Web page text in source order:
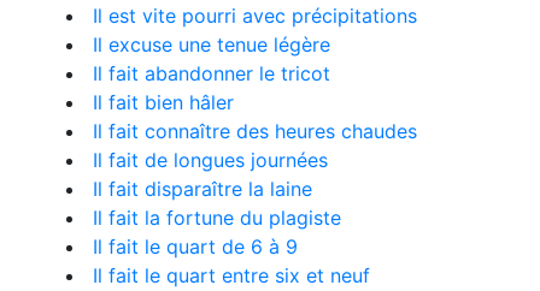
Il est vite pourri avec précipitations
Il excuse une tenue légère
Il fait abandonner le tricot
Il fait bien hâler
Il fait connaître des heures chaudes
Il fait de longues journées
Il fait disparaître la laine
Il fait la fortune du plagiste
Il fait le quart de 6 à 9
Il fait le quart entre six et neuf